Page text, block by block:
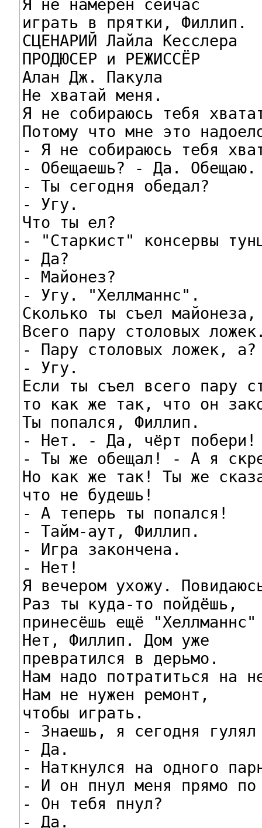
Я не намерен сейчас
играть в прятки, Филлип.
СЦЕНАРИЙ Лайла Кесслера
ПРОДЮСЕР и РЕЖИССЁР
Алан Дж. Пакула
Не хватай меня.
Я не собираюсь тебя
Потому что мне это
- Я не собираюсь тебя
- Обещаешь? - Да. Обещаю.
- Ты сегодня обедал?
- Угу.
Что ты ел?
- "Старкист" консервы
- Да?
- Майонез?
- Угу. "Хеллманнс".
Сколько ты съел майонеза,
Всего пару столовых
- Пару столовых ложек, а?
- Угу.
Если ты съел всего пару
то как же так, что он
Ты попался, Филлип.
- Нет. - Да, чёрт побери!
- Ты же обещал! - А я
Но как же так! Ты же
что не будешь!
- А теперь ты попался!
- Тайм-аут, Филлип.
- Игра закончена.
- Нет!
Я вечером ухожу.
Раз ты куда-то пойдёшь,
принесёшь ещё "Хеллманнс"
Нет, Филлип. Дом уже
превратился в дерьмо.
Нам надо потратиться на
Нам не нужен ремонт,
чтобы играть.
- Знаешь, я сегодня
- Да.
- Наткнулся на одного
- И он пнул меня прямо
- Он тебя пнул?
- Да.